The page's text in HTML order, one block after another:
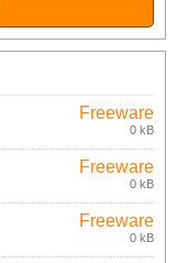
Freeware
0 kB
Freeware
0 kB
Freeware
0 kB